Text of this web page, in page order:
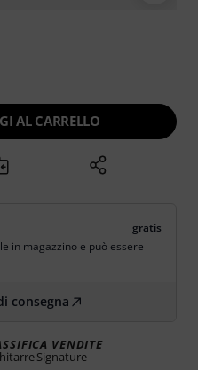
AL CARRELLO
gratis
in magazzino e può essere
consegna
VENDITE
Signature